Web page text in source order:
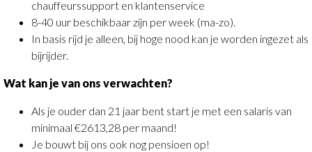
chauffeurssupport en klantenservice
8-40 uur beschikbaar zijn per week (ma-zo).
In basis rijd je alleen, bij hoge nood kan je worden ingezet als
bijrijder.
Wat kan je van ons verwachten?
Als je ouder dan 21 jaar bent start je met een salaris van
minimaal €2613,28 per maand!
Je bouwt bij ons ook nog pensioen op!